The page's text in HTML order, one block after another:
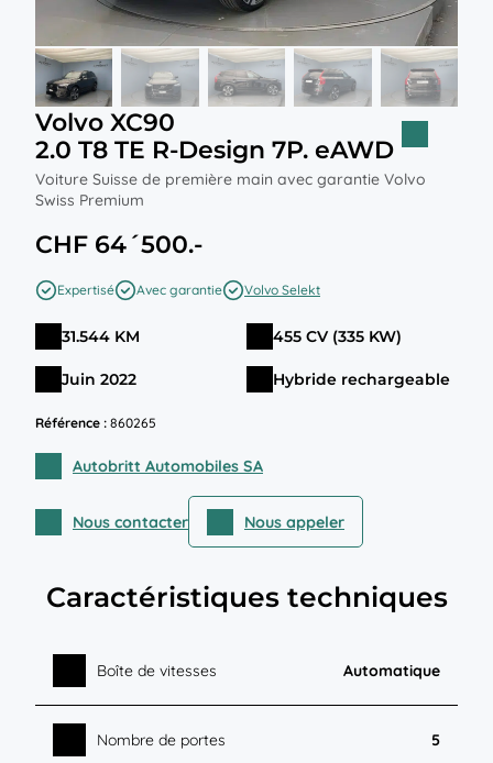
Volvo XC90
2.0 T8 TE R-Design 7P. eAWD
Voiture Suisse de première main avec garantie Volvo
Swiss Premium
CHF 64´500.-
Expertisé Avec garantie Volvo Selekt
31.544 KM 455 CV (335 KW)
Juin 2022 Hybride rechargeable
Référence : 860265
Autobritt Automobiles SA
Nous contacter Nous appeler
Caractéristiques techniques
Boîte de vitesses Automatique
Nombre de portes 5